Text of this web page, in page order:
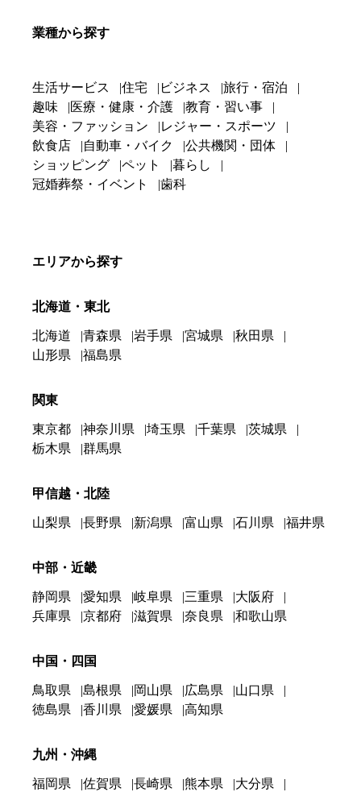
業種から探す
生活サービス 住宅 ビジネス
旅行・宿泊
趣味
医療・健康・介護
教育・習い事
美容・ファッション
レジャー・スポーツ
飲食店
自動車・バイク
公共機関・団体
ショッピング
ペット
暮らし
冠婚葬祭・イベント
歯科
エリアから探す
北海道・東北
北海道 青森県 岩手県 宮城県
秋田県
山形県
福島県
関東
東京都 神奈川県 埼玉県 千葉県
茨城県
栃木県
群馬県
甲信越・北陸
山梨県 長野県 新潟県 富山県 石川県 福井県
中部・近畿
静岡県 愛知県 岐阜県 三重県
大阪府
兵庫県
京都府 滋賀県 奈良県 和歌山県
中国・四国
鳥取県 島根県 岡山県 広島県
山口県
徳島県
香川県 愛媛県 高知県
九州・沖縄
福岡県 佐賀県 長崎県 熊本県
大分県